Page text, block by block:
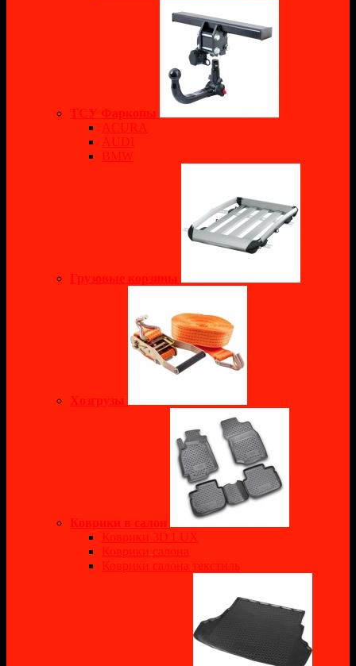
ТСУ Фаркопы
ACURA
AUDI
BMW
Грузовые корзины
Хозгрузы
Коврики в салон
Коврики 3D LUX
Коврики салона
Коврики салона текстиль